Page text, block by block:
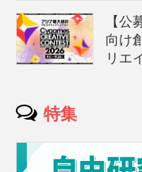
【公
向け
リエ
特集